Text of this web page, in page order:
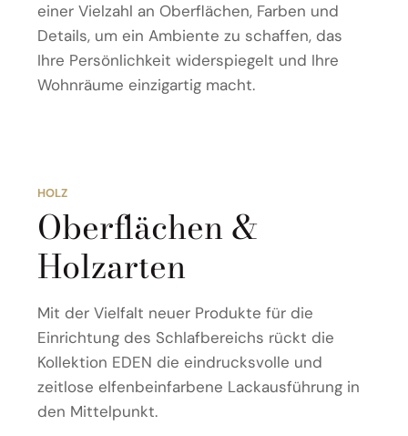
einer Vielzahl an Oberflächen, Farben und
Details, um ein Ambiente zu schaffen, das
Ihre Persönlichkeit widerspiegelt und Ihre
Wohnräume einzigartig macht.
HOLZ
Oberflächen &
Holzarten
Mit der Vielfalt neuer Produkte für die
Einrichtung des Schlafbereichs rückt die
Kollektion EDEN die eindrucksvolle und
zeitlose elfenbeinfarbene Lackausführung in
den Mittelpunkt.